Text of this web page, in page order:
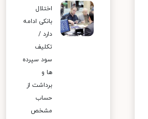
اختلال
بانکی ادامه
دارد /
تکلیف
سود سپرده
ها و
برداشت از
حساب
مشخص